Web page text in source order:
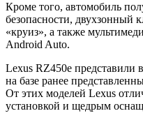
Кроме того, автомобиль
безопасности, двухзонный
«круиз», а также
Android Auto.
Lexus RZ450e представили
на базе ранее
От этих моделей Lexus
установкой и щедрым